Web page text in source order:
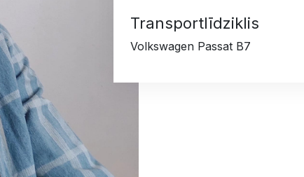
Transportlīdziklis
Volkswagen Passat B7